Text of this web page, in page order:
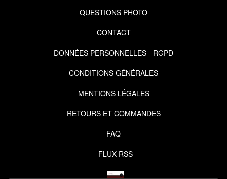
QUESTIONS PHOTO
CONTACT
DONNÉES PERSONNELLES - RGPD
CONDITIONS GÉNÉRALES
MENTIONS LÉGALES
RETOURS ET COMMANDES
FAQ
FLUX RSS